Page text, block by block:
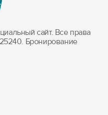
сайт. Все права
Бронирование